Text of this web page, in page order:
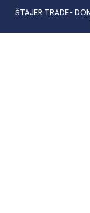
ŠTAJER TRADE-